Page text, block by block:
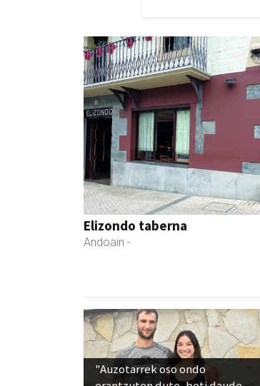
Elizondo taberna
Andoain -
"Auzotarrek oso ondo